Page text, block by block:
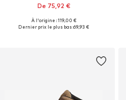
De 75,92 €
Tailles disponibles: 37, 37,5, 38, 38,5, 39
À l'origine : 119,00 €
Dernier prix le plus bas :69,93 €